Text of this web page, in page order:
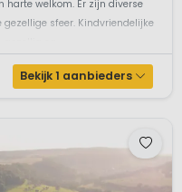
harte welkom. Er zijn diverse
sfeer. Kindvriendelijke
Bekijk 1 aanbieders